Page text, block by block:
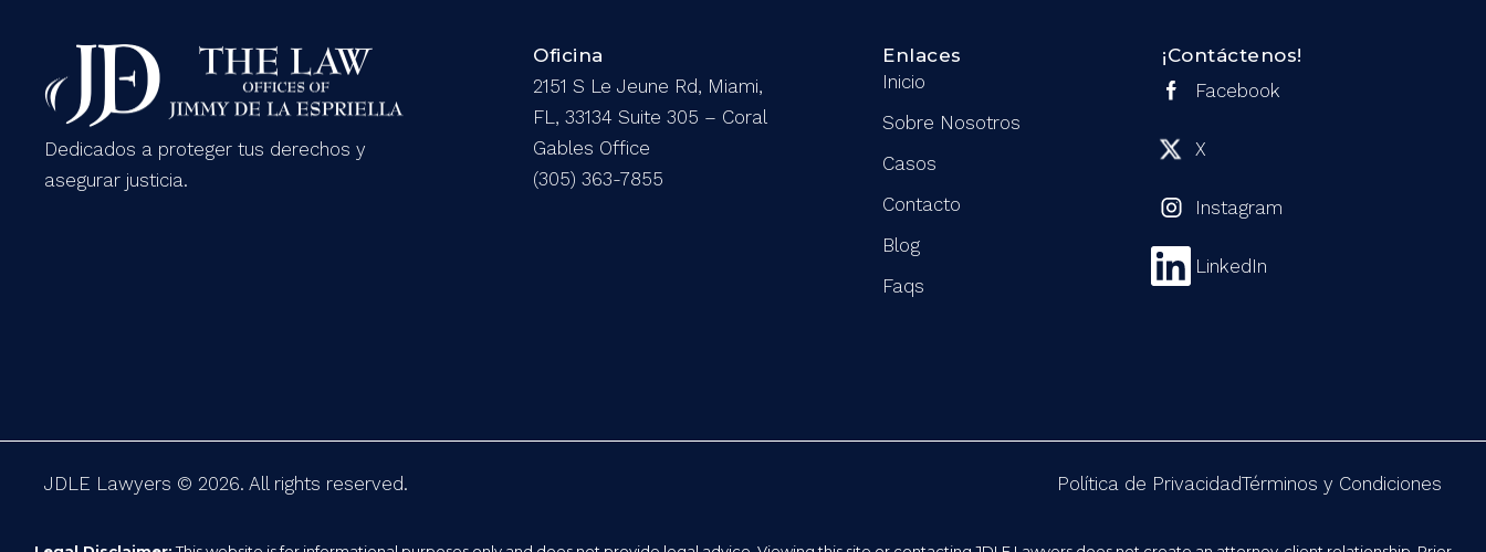
Dedicados a proteger tus derechos y
asegurar justicia.
Oficina
2151 S Le Jeune Rd, Miami,
FL, 33134 Suite 305 – Coral
Gables Office
(305) 363-7855
Enlaces
Inicio
Sobre Nosotros
Casos
Contacto
Blog
Faqs
¡Contáctenos!
Facebook
X
Instagram
LinkedIn
JDLE Lawyers © 2026. All rights reserved. Política de PrivacidadTérminos y Condiciones